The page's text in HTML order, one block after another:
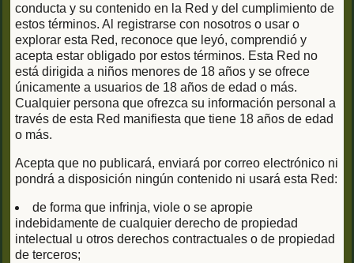
conducta y su contenido en la Red y del cumplimiento de
estos términos. Al registrarse con nosotros o usar o
explorar esta Red, reconoce que leyó, comprendió y
acepta estar obligado por estos términos. Esta Red no
está dirigida a niños menores de 18 años y se ofrece
únicamente a usuarios de 18 años de edad o más.
Cualquier persona que ofrezca su información personal a
través de esta Red manifiesta que tiene 18 años de edad
o más.
Acepta que no publicará, enviará por correo electrónico ni
pondrá a disposición ningún contenido ni usará esta Red:
de forma que infrinja, viole o se apropie
indebidamente de cualquier derecho de propiedad
intelectual u otros derechos contractuales o de propiedad
de terceros;